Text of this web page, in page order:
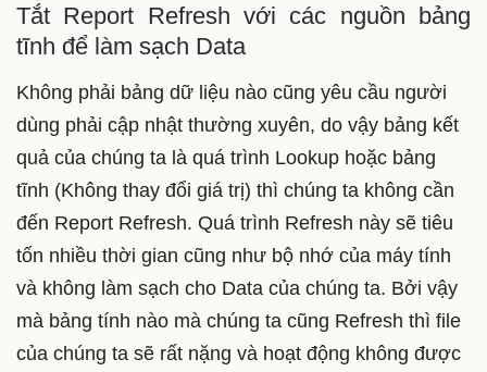
Tắt Report Refresh với các nguồn bảng
tĩnh để làm sạch Data
Không phải bảng dữ liệu nào cũng yêu cầu người
dùng phải cập nhật thường xuyên, do vậy bảng kết
quả của chúng ta là quá trình Lookup hoặc bảng
tĩnh (Không thay đổi giá trị) thì chúng ta không cần
đến Report Refresh. Quá trình Refresh này sẽ tiêu
tốn nhiều thời gian cũng như bộ nhớ của máy tính
và không làm sạch cho Data của chúng ta. Bởi vậy
mà bảng tính nào mà chúng ta cũng Refresh thì file
của chúng ta sẽ rất nặng và hoạt động không được